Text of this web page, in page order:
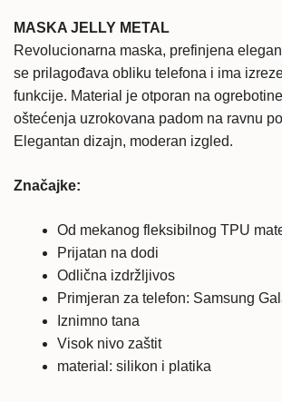
MASKA JELLY METAL
Revolucionarna maska, prefinjena
se prilagođava obliku telefona i ima
funkcije. Material je otporan na
oštećenja uzrokovana padom na ravnu
Elegantan dizajn, moderan izgled.
Značajke:
Od mekanog fleksibilnog TPU
Prijatan na dodi
Odlična izdržljivos
Primjeran za telefon: Samsung
Iznimno tana
Visok nivo zaštit
material: silikon i platika